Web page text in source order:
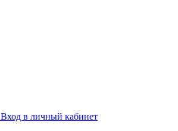
Вход в личный кабинет